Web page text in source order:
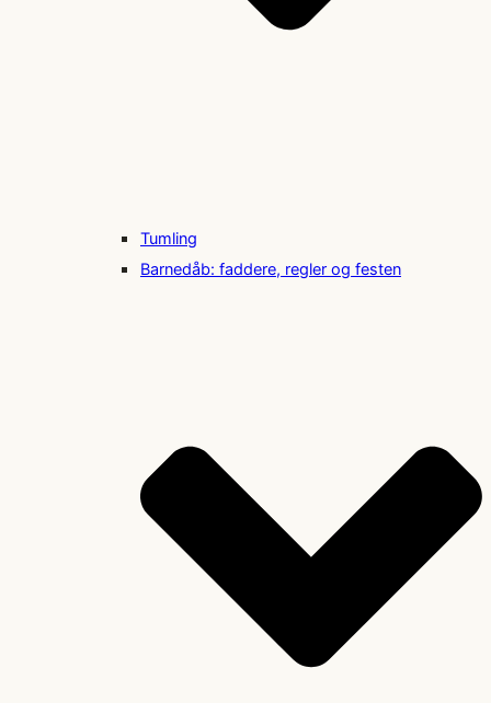
Tumling
Barnedåb: faddere, regler og festen